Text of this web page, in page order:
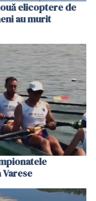
elicoptere de
au murit